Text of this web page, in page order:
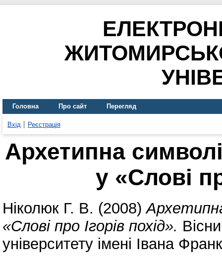
Головна Про сайт Перегляд
Вхід Реєстрація
Архетипна
у «Слові
Ніколюк Г. В. (2008)
«Слові про Ігорів похід».
університету імені Івана